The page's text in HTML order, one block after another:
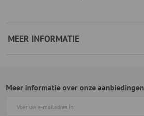
MEER INFORMATIE
Meer informatie over onze aanbiedingen